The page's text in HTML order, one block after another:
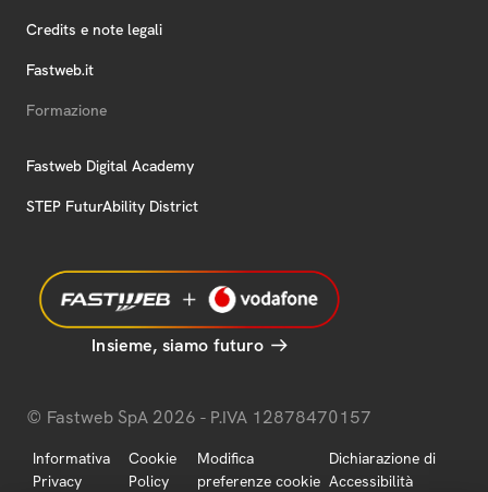
Credits e note legali
Fastweb.it
Formazione
Fastweb Digital Academy
STEP FuturAbility District
Insieme, siamo futuro
© Fastweb SpA 2026 - P.IVA 12878470157
Informativa
Privacy
Cookie
Policy
Modifica
preferenze cookie
Dichiarazione di
Accessibilità